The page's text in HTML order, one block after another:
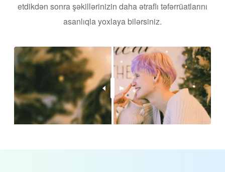
etdikdən sonra şəkillərinizin daha ətraflı təfərrüatlarını
asanlıqla yoxlaya bilərsiniz.